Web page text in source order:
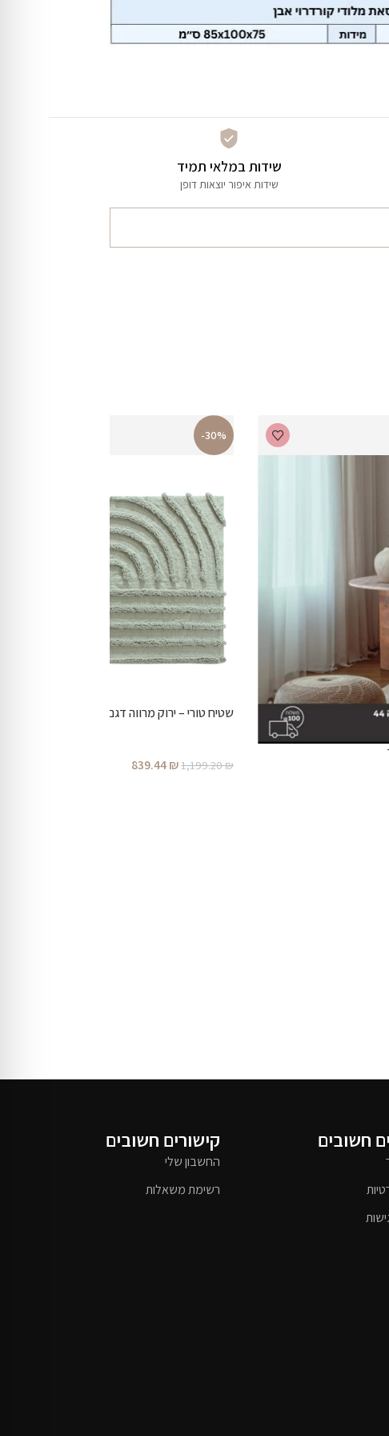
שידות במלאי תמיד
שידות איפור יוצאות דופן
-30%
שטיח טורי – ירוק מרווה דגם 1
1,199.20₪
839.44₪
חשובים קישורים חשובים
החשבון שלי
רשימת משאלות